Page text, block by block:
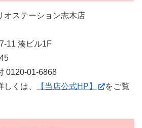
オステーション志木店
11 湊ビル1F
0120-01-6868
くは、
【当店公式HP】
をご覧